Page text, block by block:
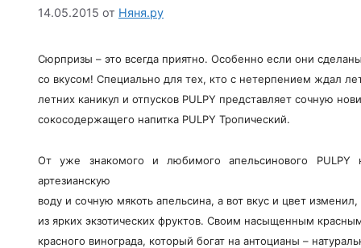
14.05.2015 от Няня.ру
Сюрпризы – это всегда приятно. Особенно если они
со вкусом! Специально для тех, кто с нетерпением ждал
летних каникул и отпусков PULPY представляет сочную
сокосодержащего напитка PULPY Тропический.
От уже знакомого и любимого апельсинового
артезианскую
воду и сочную мякоть апельсина, а вот вкус и цвет
из ярких экзотических фруктов. Своим насыщенным
красного винограда, который богат на антоцианы –